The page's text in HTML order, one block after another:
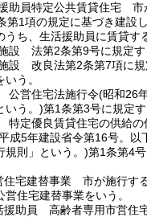
助員特定公共賃貸住宅 市
第1項の規定に基づき建設
うち、生活援助員に賃貸す
設 法第2条第9号に規定す
設 改良法第2条第7項に規
う。
公営住宅法施行令(昭和26
いう。)第1条第3号に規定す
定優良賃貸住宅の供給の
成5年建設省令第16号。以
規則」という。)第1条第4
住宅建替事業 市が施行す
営住宅建替事業をいう。
援助員 高齢者専用市営住